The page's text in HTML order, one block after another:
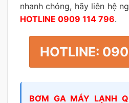
nhanh chóng, hãy liên hệ
HOTLINE 0909 114 796.
HOTLINE:
BƠM GA MÁY LẠNH